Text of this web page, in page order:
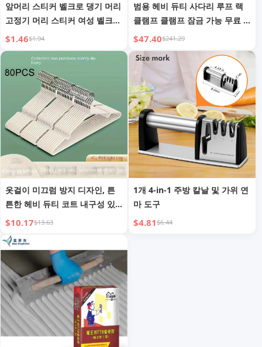
앞머리 스티커 벨크로 댕기 머리
고정기 머리 스티커 여성 벨크로
스타일링 올림 머리 머리 패치
스틱 헤어 액세서리 볼륨
$1.46$1.94
범용 헤비 듀티 사다리 루프 랙
클램프 클램프 잠금 가능 무료 2
개 잠금 가능
$47.40$241.29
옷걸이 미끄럼 방지 디자인, 튼
튼한 헤비 듀티 코트 내구성 있
는 코트 옷걸이
$10.17$13.63
1개 4-in-1 주방 칼날 및 가위 연
마 도구
$4.81$6.44